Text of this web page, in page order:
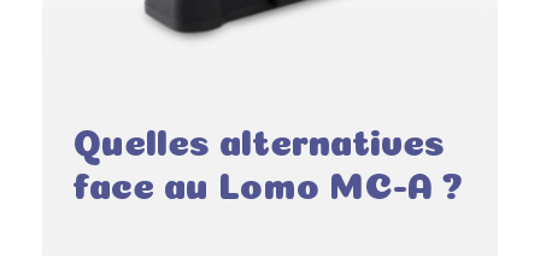
Quelles alternatives
face au Lomo MC-A ?